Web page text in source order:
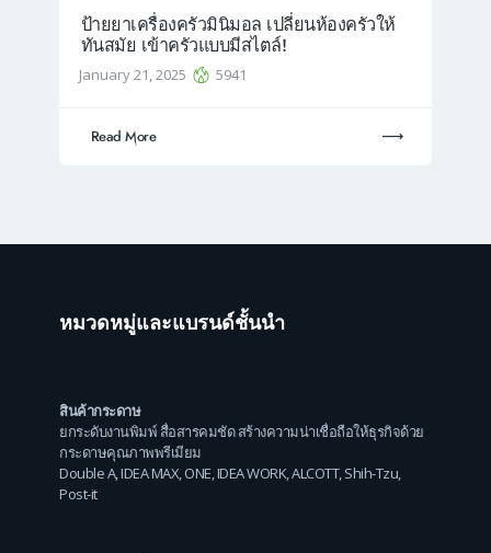
ป้ายยาเครื่องครัวมินิมอล เปลี่ยนห้องครัวให้
ทันสมัย เข้าครัวแบบมีสไตล์!
January 21, 2025 5941
Read More
หมวดหมู่และแบรนด์ชั้นนำ
สินค้ากระดาษ
ยกระดับงานพิมพ์ สื่อสารคมชัด สร้างความน่าเชื่อถือให้ธุรกิจด้วย
กระดาษคุณภาพพรีเมียม
Double A,IDEA MAX,ONE,IDEA WORK,ALCOTT,Shih-Tzu,
Post-it